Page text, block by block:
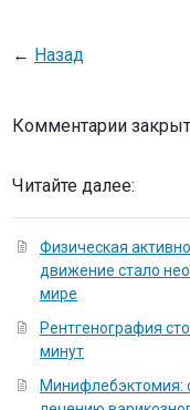
← Назад
Комментарии
Читайте далее:
Физическая
движение стало
мире
Рентгенография
минут
Минифлебэктомия: